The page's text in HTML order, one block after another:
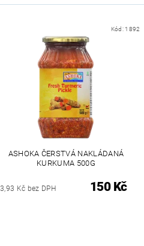
Kód: 1892
ASHOKA ČERSTVÁ NAKLÁDANÁ
KURKUMA 500G
Kč bez DPH 150 Kč